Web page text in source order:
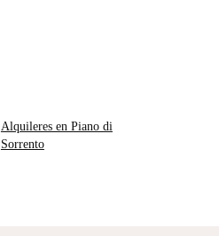
Alquileres en Piano di
Sorrento